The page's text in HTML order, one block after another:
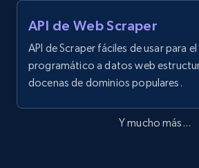
API de Web Scraper
API de Scraper fáciles de usar para
programático a datos web
docenas de dominios populares.
Y mucho más...